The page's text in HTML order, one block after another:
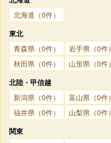
北海道（0件）
東北
青森県（0件）
岩手県（0件）
秋田県（0件）
山形県（0件）
北陸・甲信越
新潟県（0件）
富山県（0件）
福井県（0件）
山梨県（0件）
関東